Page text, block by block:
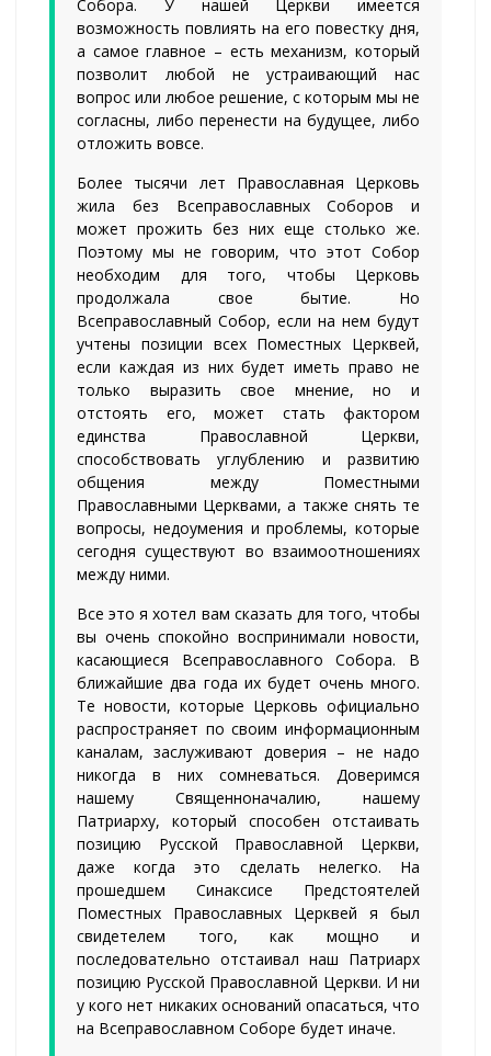
Собора. У нашей Церкви имеется
возможность повлиять на его повестку дня,
а самое главное – есть механизм, который
позволит любой не устраивающий нас
вопрос или любое решение, с которым мы не
согласны, либо перенести на будущее, либо
отложить вовсе.
Более тысячи лет Православная Церковь
жила без Всеправославных Соборов и
может прожить без них еще столько же.
Поэтому мы не говорим, что этот Собор
необходим для того, чтобы Церковь
продолжала свое бытие. Но
Всеправославный Собор, если на нем будут
учтены позиции всех Поместных Церквей,
если каждая из них будет иметь право не
только выразить свое мнение, но и
отстоять его, может стать фактором
единства Православной Церкви,
способствовать углублению и развитию
общения между Поместными
Православными Церквами, а также снять те
вопросы, недоумения и проблемы, которые
сегодня существуют во взаимоотношениях
между ними.
Все это я хотел вам сказать для того, чтобы
вы очень спокойно воспринимали новости,
касающиеся Всеправославного Собора. В
ближайшие два года их будет очень много.
Те новости, которые Церковь официально
распространяет по своим информационным
каналам, заслуживают доверия – не надо
никогда в них сомневаться. Доверимся
нашему Священноначалию, нашему
Патриарху, который способен отстаивать
позицию Русской Православной Церкви,
даже когда это сделать нелегко. На
прошедшем Синаксисе Предстоятелей
Поместных Православных Церквей я был
свидетелем того, как мощно и
последовательно отстаивал наш Патриарх
позицию Русской Православной Церкви. И ни
у кого нет никаких оснований опасаться, что
на Всеправославном Соборе будет иначе.